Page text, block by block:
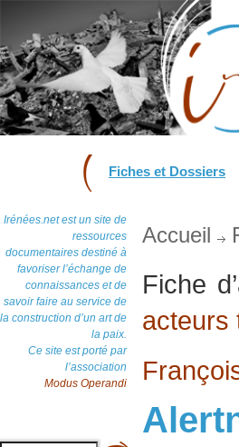
Fiches et Dossiers
Irénées.net est un site de
ressources
documentaires destiné à
favoriser l’échange de
connaissances et de
savoir faire au service de
la construction d’un art de
la paix.
Ce site est porté par
l’association
Modus Operandi
Accueil
Fiche
acteurs